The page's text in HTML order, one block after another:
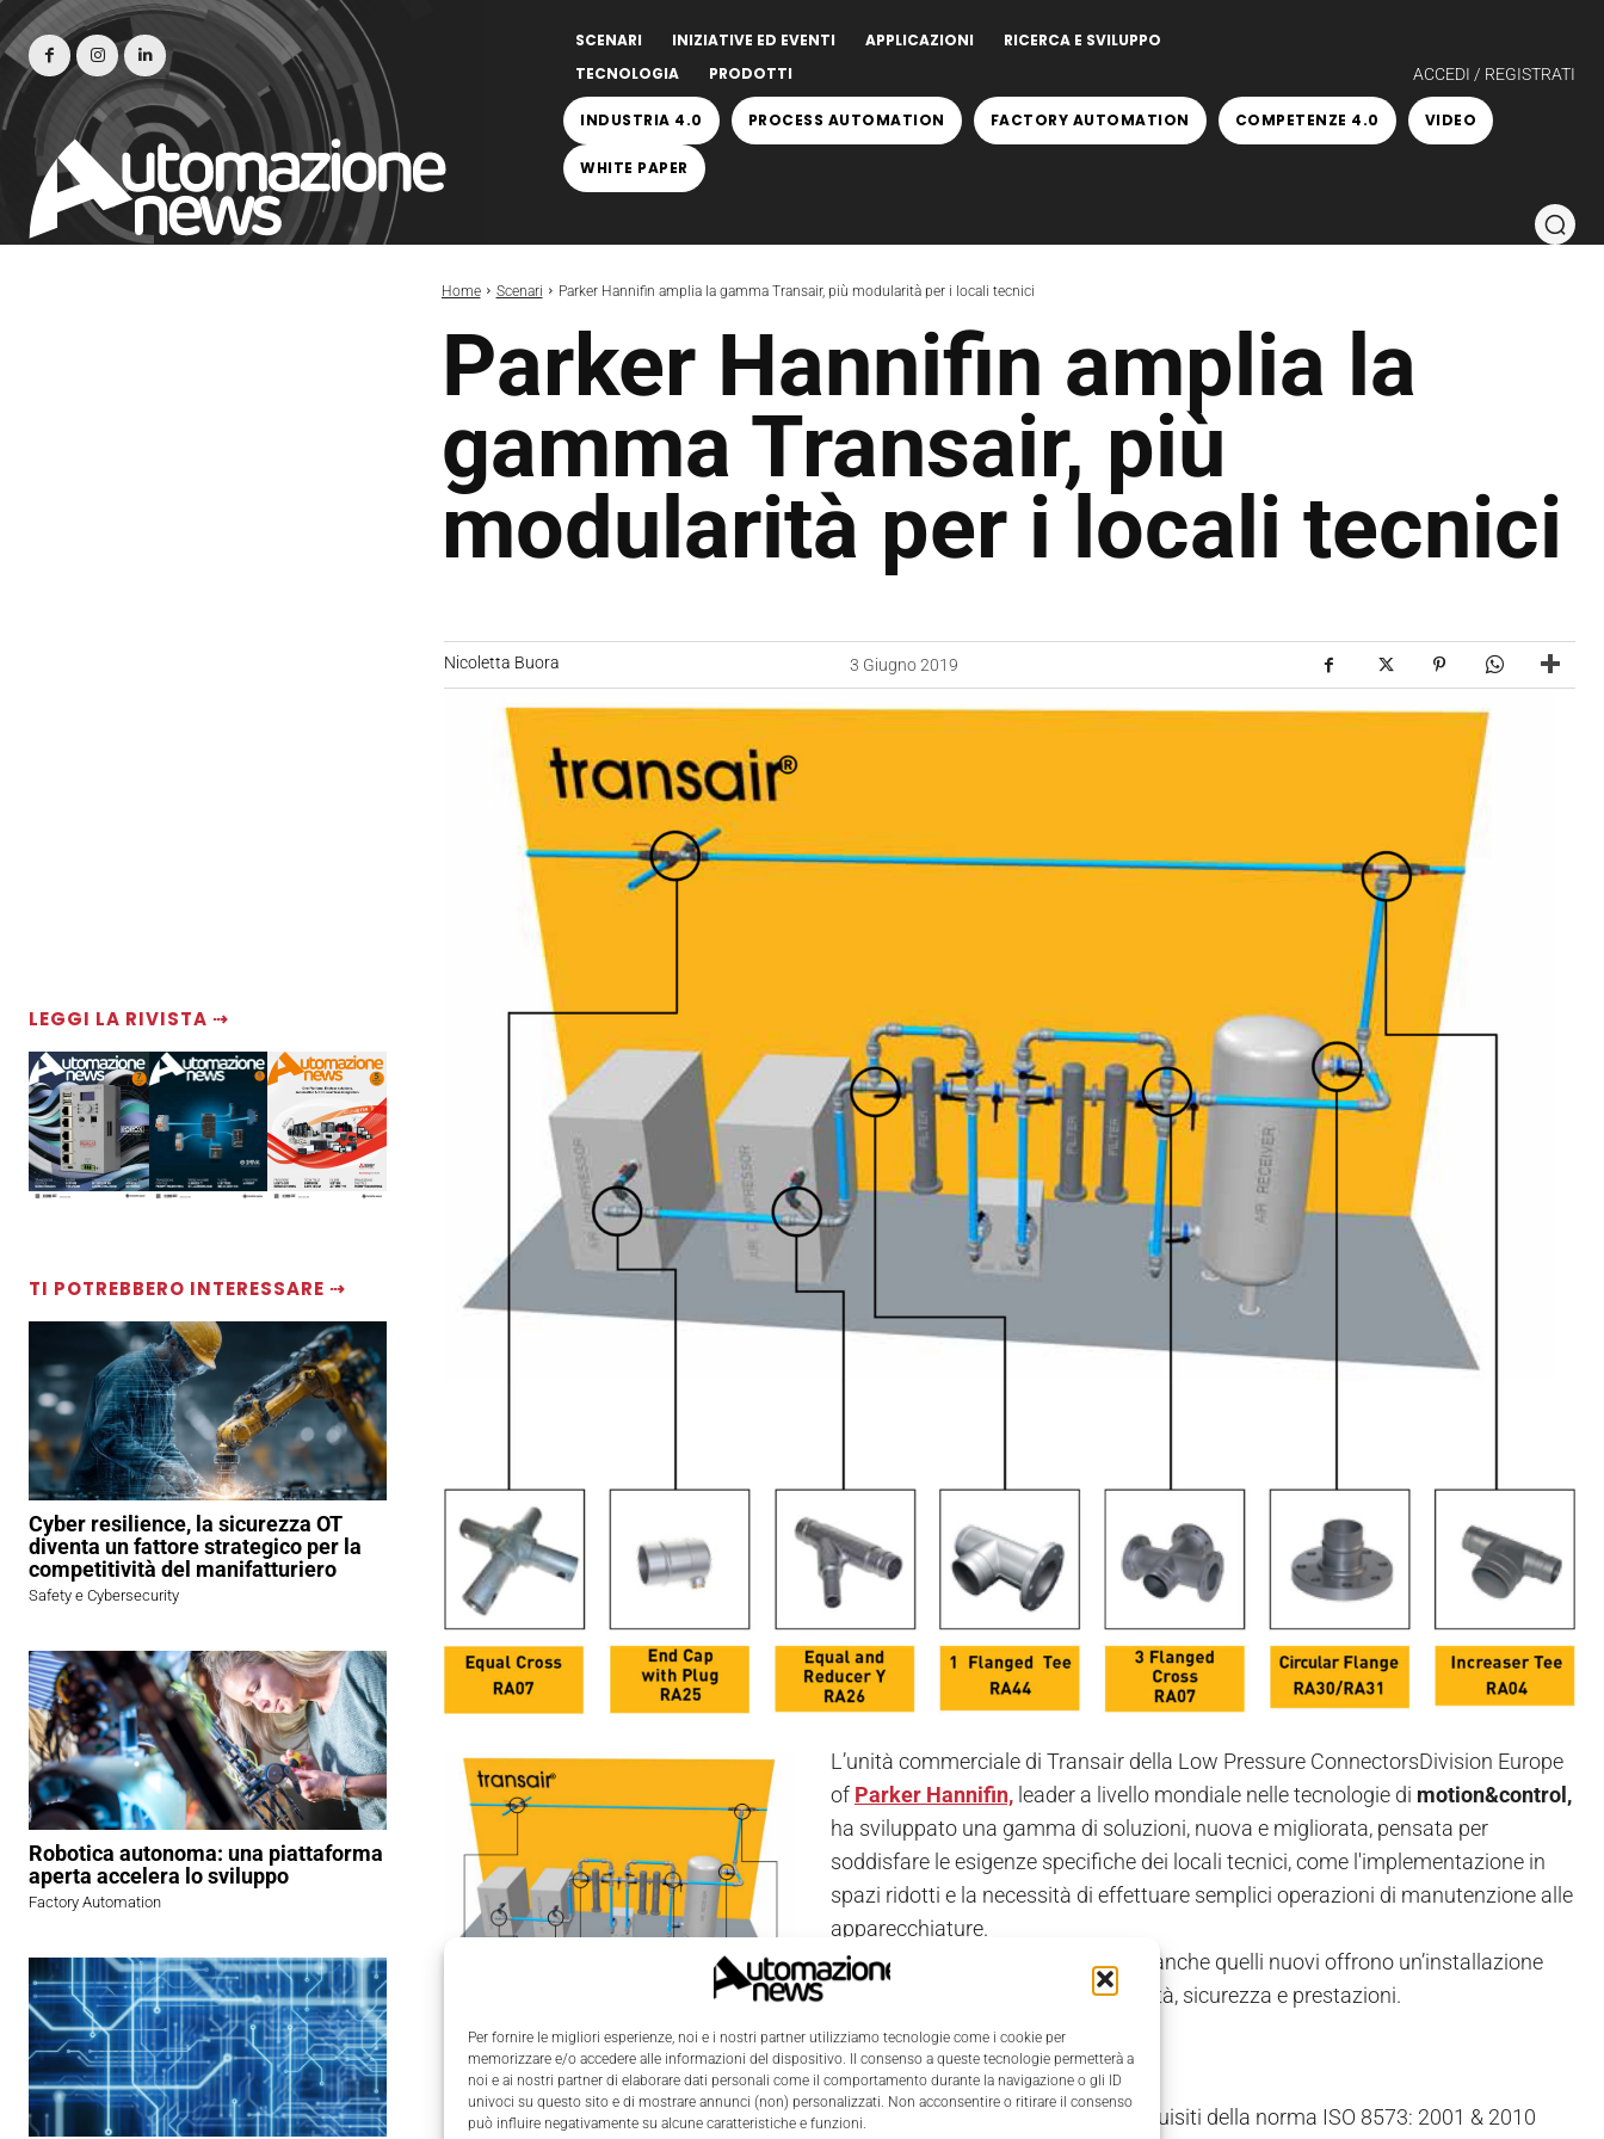
Per fornire le migliori esperienze, noi e i nostri partner utilizziamo tecnologie come i cookie per
memorizzare e/o accedere alle informazioni del dispositivo. Il consenso a queste tecnologie permetterà a
noi e ai nostri partner di elaborare dati personali come il comportamento durante la navigazione o gli ID
univoci su questo sito e di mostrare annunci (non) personalizzati. Non acconsentire o ritirare il consenso
può influire negativamente su alcune caratteristiche e funzioni.
SCENARI INIZIATIVE ED EVENTI APPLICAZIONI
RICERCA E SVILUPPO
TECNOLOGIA
PRODOTTI ACCEDI / REGISTRATI
INDUSTRIA 4.0 PROCESS AUTOMATION FACTORY AUTOMATION COMPETENZE 4.0 VIDEO
WHITE PAPER
Home Scenari Parker Hannifin amplia la gamma Transair, più modularità per i locali tecnici
Parker Hannifin amplia la
gamma Transair, più
modularità per i locali tecnici
LEGGI LA RIVISTA ⇢
TI POTREBBERO INTERESSARE ⇢
Cyber resilience, la sicurezza OT
diventa un fattore strategico per la
competitività del manifatturiero
Safety e Cybersecurity
Robotica autonoma: una piattaforma
aperta accelera lo sviluppo
Factory Automation
Nicoletta Buora 3 Giugno 2019
L’unità commerciale di Transair della Low Pressure ConnectorsDivision Europe
of Parker Hannifin, leader a livello mondiale nelle tecnologie di motion&control,
ha sviluppato una gamma di soluzioni, nuova e migliorata, pensata per
soddisfare le esigenze specifiche dei locali tecnici, come l'implementazione in
spazi ridotti e la necessità di effettuare semplici operazioni di manutenzione alle
apparecchiature.
Come i prodotti
esistenti, anche quelli nuovi offrono un’installazione
facile e veloce, flessibilità, modularità, sicurezza e prestazioni.
L'importanza delle norme
Tutte le soluzioni della gamma sono realizzate in alluminio e soddisfano i requisiti della norma ISO 8573: 2001 & 2010